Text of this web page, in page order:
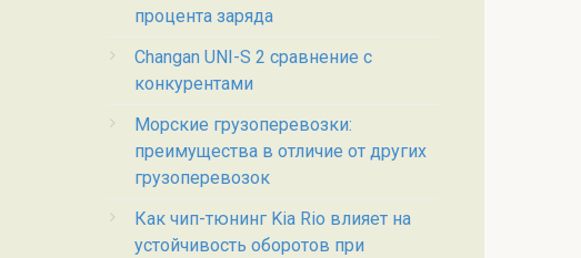
процента заряда
Changan UNI-S 2 сравнение с
конкурентами
Морские грузоперевозки:
преимущества в отличие от других
грузоперевозок
Как чип-тюнинг Kia Rio влияет на
устойчивость оборотов при